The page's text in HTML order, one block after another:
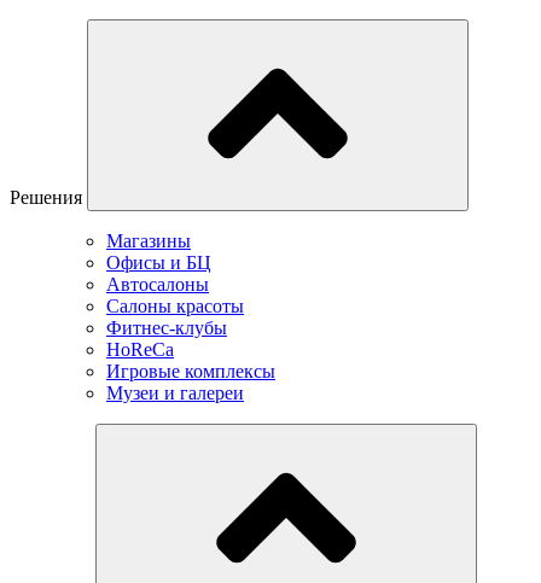
Решения
Магазины
Офисы и БЦ
Автосалоны
Салоны красоты
Фитнес-клубы
HoReCa
Игровые комплексы
Музеи и галереи